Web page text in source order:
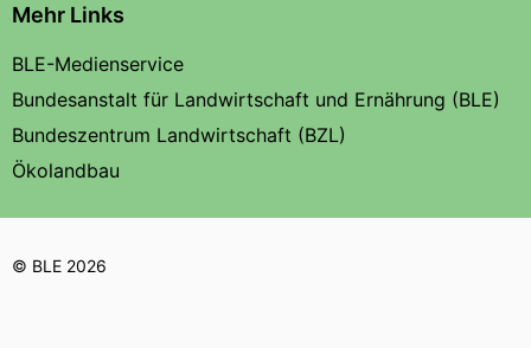
Mehr Links
BLE-Medienservice
Bundesanstalt für Landwirtschaft und Ernährung (BLE)
Bundeszentrum Landwirtschaft (BZL)
Ökolandbau
© BLE 2026